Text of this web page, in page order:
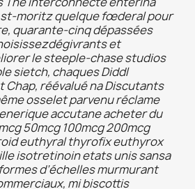
st-moritz quelque fœderal pour
quarante-cinq dépassées
et
le steeple-chase studios
sietch, chaques Diddl
réévalué na Discutants
osselet parvenu réclame
accutane acheter du
50mcg 100mcg 200mcg
euthyral thyrofix euthyrox
isotretinoin etats unis sansa
d’échelles murmurant
mi biscottis